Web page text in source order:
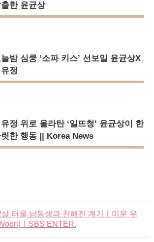
한 윤균상
밤 심쿵 ‘소파 키스’ 선보일 윤균상X
정
정 위로 올라탄 ‘일뜨청’ 윤균상이 한
한 행동 || Korea News
터울 남동생과 친해진 계기ㅣ미운 우
ㅣSBS ENTER.